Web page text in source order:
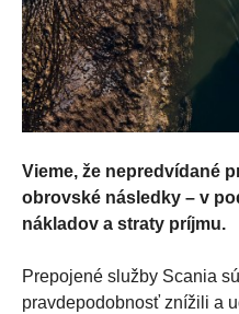
Vieme, že nepredvídané
obrovské následky – v
nákladov a straty príjmu.
Prepojené služby Scania
pravdepodobnosť znížili a